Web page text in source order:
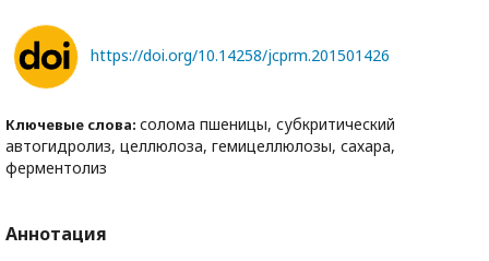
https://doi.org/10.14258/jcprm.201501426
Ключевые слова: солома пшеницы, субкритический
автогидролиз, целлюлоза, гемицеллюлозы, сахара,
ферментолиз
Аннотация